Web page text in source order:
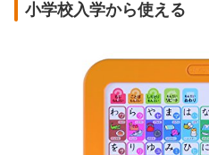
小学校入学から使える